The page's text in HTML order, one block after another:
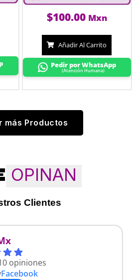
$100.00 Mxn
Añadir Al Carrito
Pedir por WhatsApp
(Atención Humana)
más Productos
OPINAN
Clientes
opiniones
Facebook